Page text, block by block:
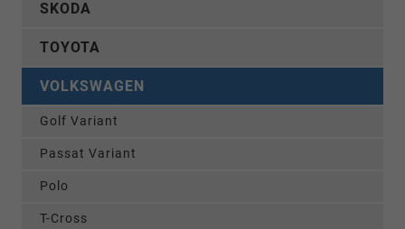
SKODA
TOYOTA
VOLKSWAGEN
Golf Variant
Passat Variant
Polo
T-Cross